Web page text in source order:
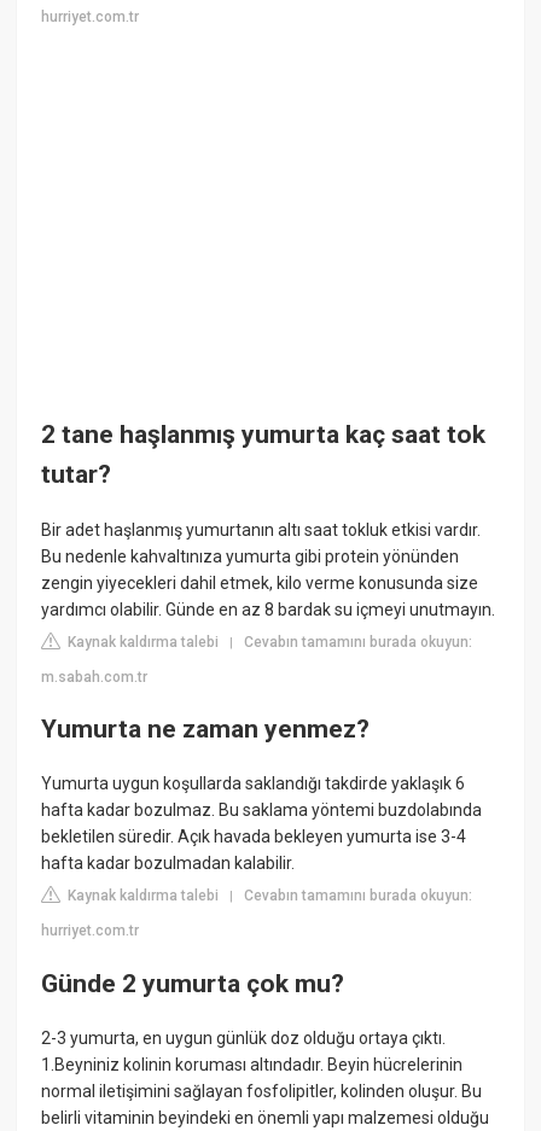
hurriyet.com.tr
2 tane haşlanmış yumurta kaç saat tok
tutar?
Bir adet haşlanmış yumurtanın altı saat tokluk etkisi vardır.
Bu nedenle kahvaltınıza yumurta gibi protein yönünden
zengin yiyecekleri dahil etmek, kilo verme konusunda size
yardımcı olabilir. Günde en az 8 bardak su içmeyi unutmayın.
Kaynak kaldırma talebi |Cevabın tamamını burada okuyun:
m.sabah.com.tr
Yumurta ne zaman yenmez?
Yumurta uygun koşullarda saklandığı takdirde yaklaşık 6
hafta kadar bozulmaz. Bu saklama yöntemi buzdolabında
bekletilen süredir. Açık havada bekleyen yumurta ise 3-4
hafta kadar bozulmadan kalabilir.
Kaynak kaldırma talebi |Cevabın tamamını burada okuyun:
hurriyet.com.tr
Günde 2 yumurta çok mu?
2-3 yumurta, en uygun günlük doz olduğu ortaya çıktı.
1.Beyniniz kolinin koruması altındadır. Beyin hücrelerinin
normal iletişimini sağlayan fosfolipitler, kolinden oluşur. Bu
belirli vitaminin beyindeki en önemli yapı malzemesi olduğu